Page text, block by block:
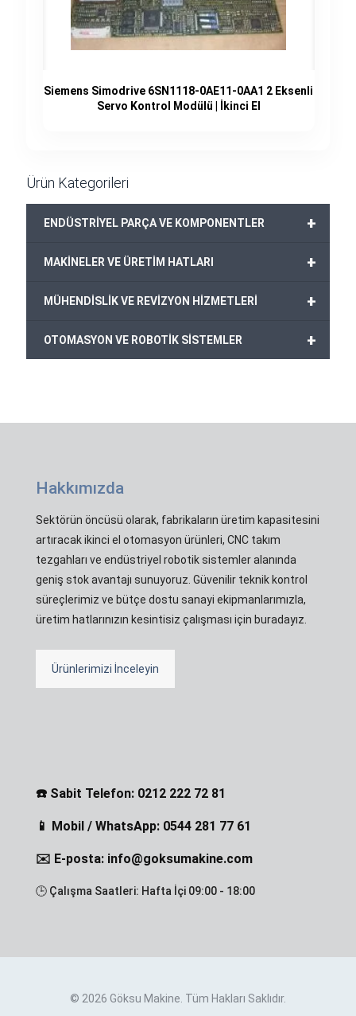
Siemens Simodrive 6SN1118-0AE11-0AA1 2 Eksenli
Servo Kontrol Modülü | İkinci El
Ürün Kategorileri
+
ENDÜSTRİYEL PARÇA VE KOMPONENTLER
+
MAKİNELER VE ÜRETİM HATLARI
+
MÜHENDİSLİK VE REVİZYON HİZMETLERİ
+
OTOMASYON VE ROBOTİK SİSTEMLER
Hakkımızda
Sektörün öncüsü olarak, fabrikaların üretim kapasitesini
artıracak ikinci el otomasyon ürünleri, CNC takım
tezgahları ve endüstriyel robotik sistemler alanında
geniş stok avantajı sunuyoruz. Güvenilir teknik kontrol
süreçlerimiz ve bütçe dostu sanayi ekipmanlarımızla,
üretim hatlarınızın kesintisiz çalışması için buradayız.
Ürünlerimizi İnceleyin
☎️ Sabit Telefon: 0212 222 72 81
📱 Mobil / WhatsApp: 0544 281 77 61
✉️ E-posta: info@goksumakine.com
🕒 Çalışma Saatleri: Hafta İçi 09:00 - 18:00